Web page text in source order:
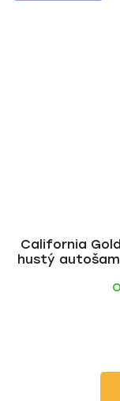
California
hustý